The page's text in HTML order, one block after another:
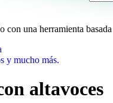
con una herramienta
y mucho más.
altavoces